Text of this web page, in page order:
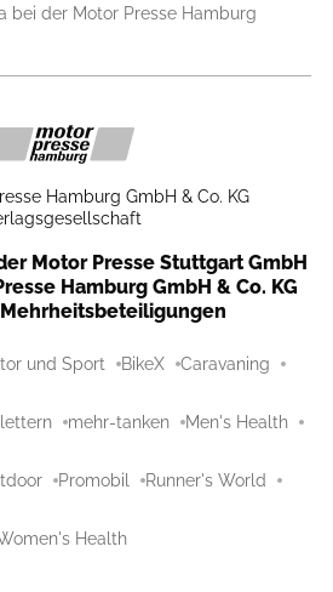
bei der Motor Presse Hamburg
Hamburg GmbH & Co. KG
Motor Presse Stuttgart GmbH
Hamburg GmbH & Co. KG
und Sport BikeX Caravaning
mehr-tanken Men's Health
Promobil Runner's World
Health